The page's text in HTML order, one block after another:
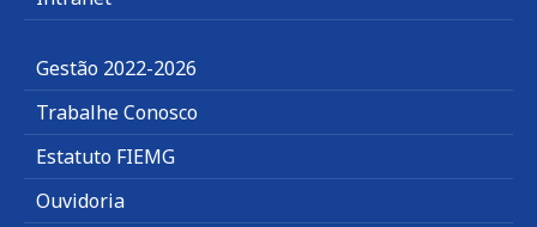
Gestão 2022-2026
Trabalhe Conosco
Estatuto FIEMG
Ouvidoria